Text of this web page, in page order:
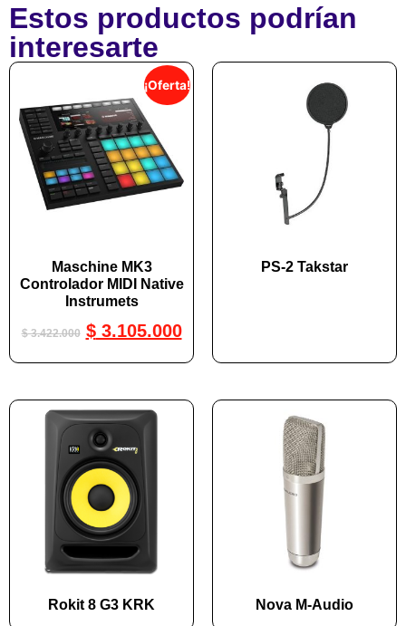
Estos productos podrían
interesarte
¡Oferta!
Maschine MK3
Controlador MIDI Native
Instrumets
$3.422.000 $3.105.000
PS-2 Takstar
Rokit 8 G3 KRK Nova M-Audio